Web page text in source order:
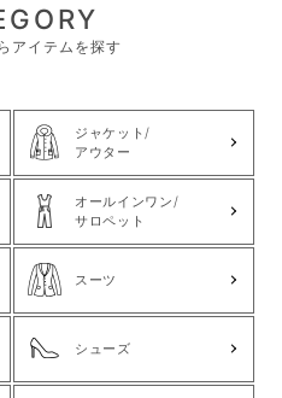
アイテムを探す
ジャケット/
アウター
オールインワン/
サロペット
スーツ
シューズ